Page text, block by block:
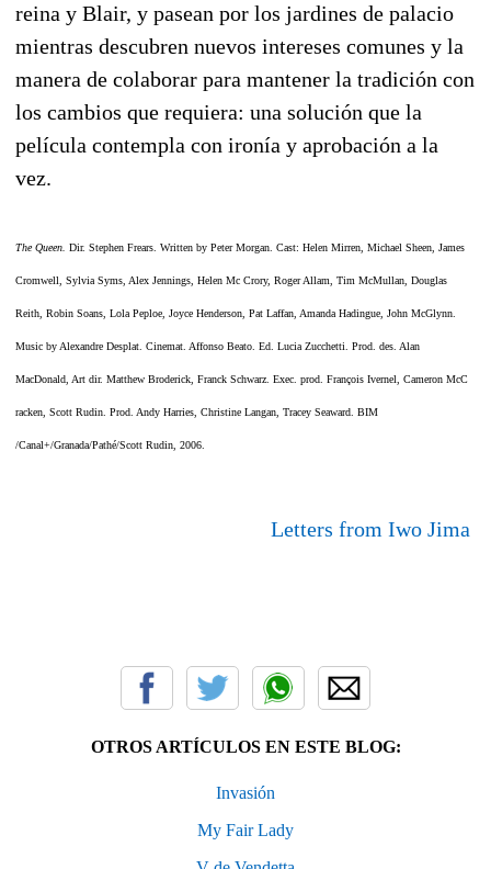
reina y Blair, y pasean por los jardines de palacio
mientras descubren nuevos intereses comunes y la
manera de colaborar para mantener la tradición con
los cambios que requiera: una solución que la
película contempla con ironía y aprobación a la
vez.
The Queen. Dir. Stephen Frears. Written by Peter Morgan. Cast: Helen Mirren, Michael Sheen, James
Cromwell, Sylvia Syms, Alex Jennings, Helen Mc Crory, Roger Allam, Tim McMullan, Douglas
Reith, Robin Soans, Lola Peploe, Joyce Henderson, Pat Laffan, Amanda Hadingue, John McGlynn.
Music by Alexandre Desplat. Cinemat. Affonso Beato. Ed. Lucia Zucchetti. Prod. des. Alan
MacDonald, Art dir. Matthew Broderick, Franck Schwarz. Exec. prod. François Ivernel, Cameron McC
racken, Scott Rudin. Prod. Andy Harries, Christine Langan, Tracey Seaward. BIM
/Canal+/Granada/Pathé/Scott Rudin, 2006.
Letters from Iwo Jima
OTROS ARTÍCULOS EN ESTE BLOG:
Invasión
My Fair Lady